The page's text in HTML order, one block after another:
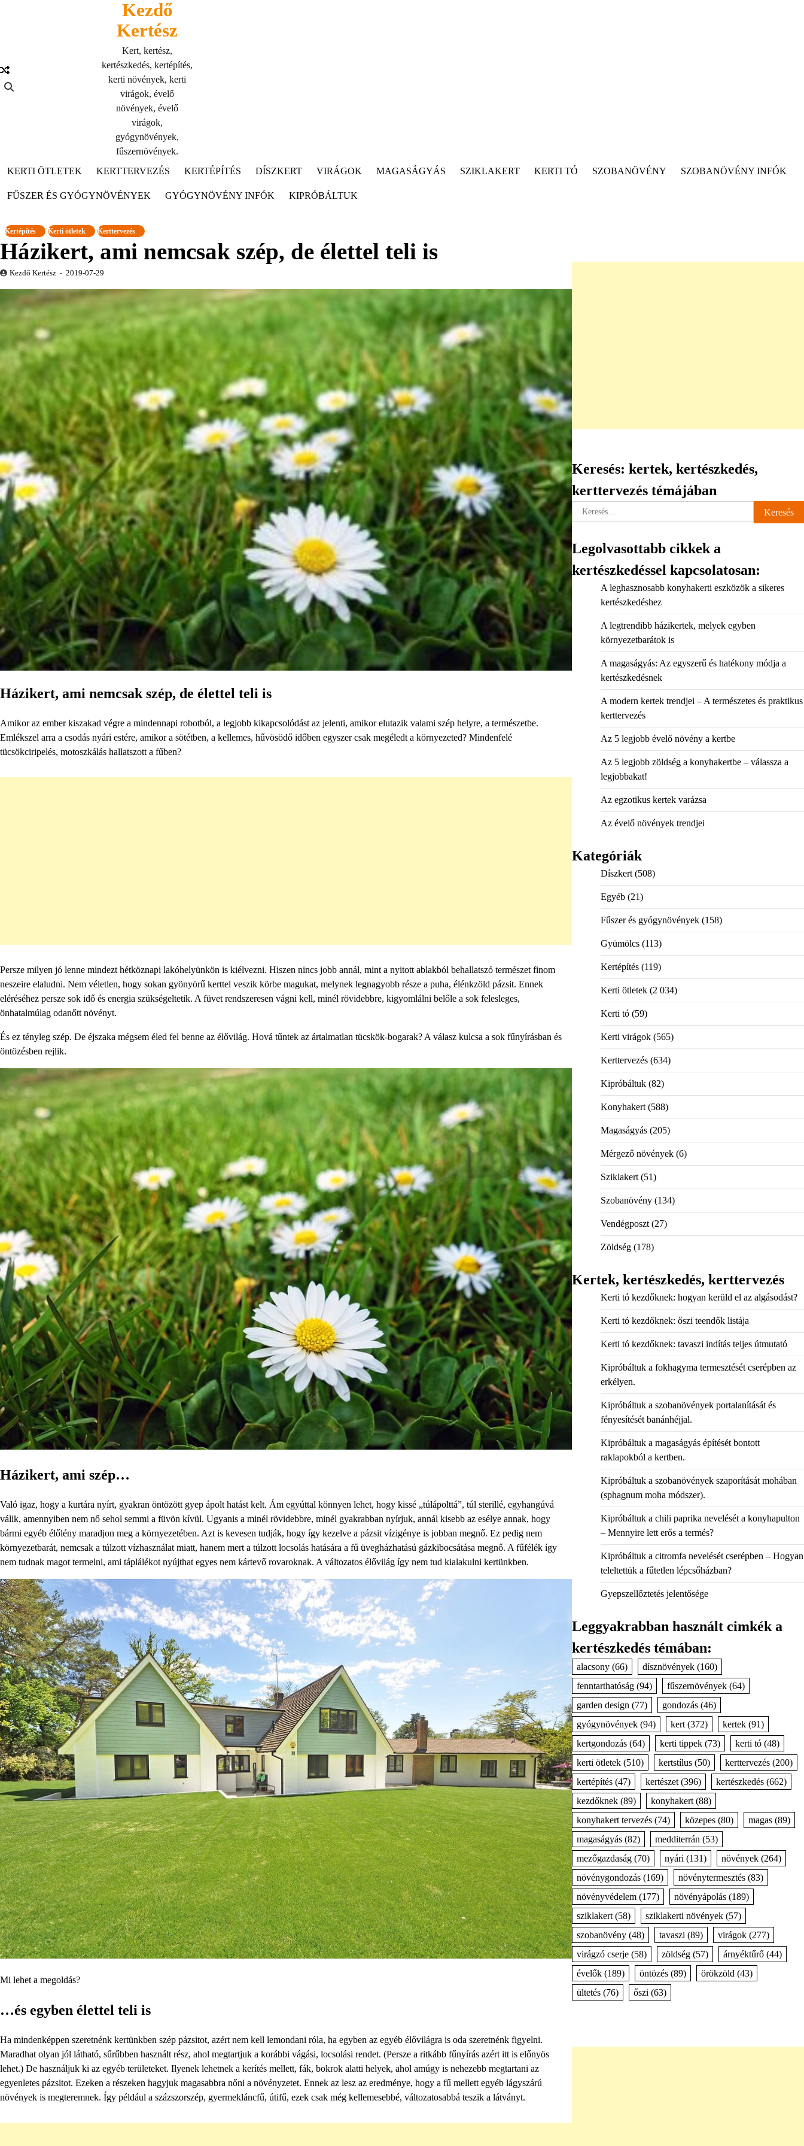
Kezdő
Kertész
Kert, kertész,
kertészkedés, kertépítés,
kerti növények, kerti
virágok, évelő
növények, évelő
virágok,
gyógynövények,
fűszernövények.
KERTI ÖTLETEK
KERTTERVEZÉS KERTÉPÍTÉS DÍSZKERT VIRÁGOK MAGASÁGYÁS SZIKLAKERT KERTI TÓ SZOBANÖVÉNY SZOBANÖVÉNY INFÓK
FŰSZER ÉS GYÓGYNÖVÉNYEK GYÓGYNÖVÉNY INFÓK KIPRÓBÁLTUK
Kertépítés Kerti ötletek Kerttervezés
Házikert, ami nemcsak szép, de élettel teli is
Kezdő Kertész 2019-07-29
Házikert, ami nemcsak szép, de élettel teli is
Amikor az ember kiszakad végre a mindennapi robotból, a legjobb kikapcsolódást az jelenti, amikor elutazik valami szép helyre, a természetbe.
Emlékszel arra a csodás nyári estére, amikor a sötétben, a kellemes, hűvösödő időben egyszer csak megéledt a környezeted? Mindenfelé
tücsökciripelés, motoszkálás hallatszott a fűben?
Persze milyen jó lenne mindezt hétköznapi lakóhelyünkön is kiélvezni. Hiszen nincs jobb annál, mint a nyitott ablakból behallatszó természet finom
neszeire elaludni. Nem véletlen, hogy sokan gyönyörű kerttel veszik körbe magukat, melynek legnagyobb része a puha, élénkzöld pázsit. Ennek
eléréséhez persze sok idő és energia szükségeltetik. A füvet rendszeresen vágni kell, minél rövidebbre, kigyomlálni belőle a sok felesleges,
önhatalmúlag odanőtt növényt.
És ez tényleg szép. De éjszaka mégsem éled fel benne az élővilág. Hová tűntek az ártalmatlan tücskök-bogarak? A válasz kulcsa a sok fűnyírásban és
öntözésben rejlik.
Házikert, ami szép…
Való igaz, hogy a kurtára nyírt, gyakran öntözött gyep ápolt hatást kelt. Ám egyúttal könnyen lehet, hogy kissé „túlápolttá”, túl sterillé, egyhangúvá
válik, amennyiben nem nő sehol semmi a füvön kívül. Ugyanis a minél rövidebbre, minél gyakrabban nyírjuk, annál kisebb az esélye annak, hogy
bármi egyéb élőlény maradjon meg a környezetében. Azt is kevesen tudják, hogy így kezelve a pázsit vízigénye is jobban megnő. Ez pedig nem
környezetbarát, nemcsak a túlzott vízhasználat miatt, hanem mert a túlzott locsolás hatására a fű üvegházhatású gázkibocsátása megnő. A fűfélék így
nem tudnak magot termelni, ami táplálékot nyújthat egyes nem kártevő rovaroknak. A változatos élővilág így nem tud kialakulni kertünkben.
Mi lehet a megoldás?
…és egyben élettel teli is
Ha mindenképpen szeretnénk kertünkben szép pázsitot, azért nem kell lemondani róla, ha egyben az egyéb élővilágra is oda szeretnénk figyelni.
Maradhat olyan jól látható, sűrűbben használt rész, ahol megtartjuk a korábbi vágási, locsolási rendet. (Persze a ritkább fűnyírás azért itt is előnyös
lehet.) De használjuk ki az egyéb területeket. Ilyenek lehetnek a kerítés mellett, fák, bokrok alatti helyek, ahol amúgy is nehezebb megtartani az
egyenletes pázsitot. Ezeken a részeken hagyjuk magasabbra nőni a növényzetet. Ennek az lesz az eredménye, hogy a fű mellett egyéb lágyszárú
növények is megteremnek. Így például a százszorszép, gyermekláncfű, útifű, ezek csak még kellemesebbé, változatosabbá teszik a látványt.
Keresés: kertek, kertészkedés,
kerttervezés témájában
Keresés:
Legolvasottabb cikkek a
kertészkedéssel kapcsolatosan:
A leghasznosabb konyhakerti eszközök a sikeres
kertészkedéshez
A legtrendibb házikertek, melyek egyben
környezetbarátok is
A magaságyás: Az egyszerű és hatékony módja a
kertészkedésnek
A modern kertek trendjei – A természetes és praktikus
kerttervezés
Az 5 legjobb évelő növény a kertbe
Az 5 legjobb zöldség a konyhakertbe – válassza a
legjobbakat!
Az egzotikus kertek varázsa
Az évelő növények trendjei
Kategóriák
Díszkert(508)
Egyéb(21)
Fűszer és gyógynövények(158)
Gyümölcs(113)
Kertépítés(119)
Kerti ötletek(2 034)
Kerti tó(59)
Kerti virágok(565)
Kerttervezés(634)
Kipróbáltuk(82)
Konyhakert(588)
Magaságyás(205)
Mérgező növények(6)
Sziklakert(51)
Szobanövény(134)
Vendégposzt(27)
Zöldség(178)
Kertek, kertészkedés, kerttervezés
Kerti tó kezdőknek: hogyan kerüld el az algásodást?
Kerti tó kezdőknek: őszi teendők listája
Kerti tó kezdőknek: tavaszi indítás teljes útmutató
Kipróbáltuk a fokhagyma termesztését cserépben az
erkélyen.
Kipróbáltuk a szobanövények portalanítását és
fényesítését banánhéjjal.
Kipróbáltuk a magaságyás építését bontott
raklapokból a kertben.
Kipróbáltuk a szobanövények szaporítását mohában
(sphagnum moha módszer).
Kipróbáltuk a chili paprika nevelését a konyhapulton
– Mennyire lett erős a termés?
Kipróbáltuk a citromfa nevelését cserépben – Hogyan
teleltettük a fűtetlen lépcsőházban?
Gyepszellőztetés jelentősége
Leggyakrabban használt cimkék a
kertészkedés témában:
alacsony(66) dísznövények(160)
fenntarthatóság(94) fűszernövények(64)
garden design (77) gondozás(46)
gyógynövények(94) kert(372) kertek(91)
kertgondozás(64) kerti tippek(73) kerti tó(48)
kerti ötletek(510) kertstílus(50) kerttervezés(200)
kertépítés(47) kertészet(396) kertészkedés(662)
kezdőknek(89) konyhakert(88)
konyhakert tervezés(74) közepes(80) magas(89)
magaságyás(82) medditerrán (53)
mezőgazdaság(70) nyári (131) növények(264)
növénygondozás(169) növénytermesztés(83)
növényvédelem(177) növényápolás(189)
sziklakert(58) sziklakerti növények(57)
szobanövény(48) tavaszi (89) virágok(277)
virágzó cserje(58) zöldség(57) árnyéktűrő(44)
évelők(189) öntözés(89) örökzöld (43)
ültetés(76) őszi (63)